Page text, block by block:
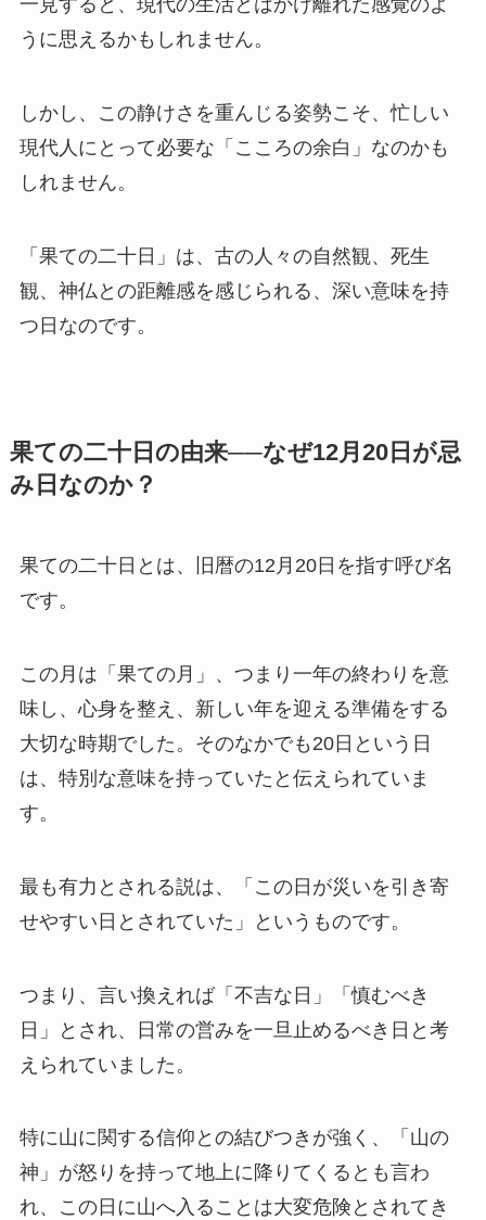
一見すると、現代の生活とはかけ離れた感覚のよ
うに思えるかもしれません。
しかし、この静けさを重んじる姿勢こそ、忙しい
現代人にとって必要な「こころの余白」なのかも
しれません。
「果ての二十日」は、古の人々の自然観、死生
観、神仏との距離感を感じられる、深い意味を持
つ日なのです。
果ての二十日の由来──なぜ12月20日が忌
み日なのか？
果ての二十日とは、旧暦の12月20日を指す呼び名
です。
この月は「果ての月」、つまり一年の終わりを意
味し、心身を整え、新しい年を迎える準備をする
大切な時期でした。そのなかでも20日という日
は、特別な意味を持っていたと伝えられていま
す。
最も有力とされる説は、「この日が災いを引き寄
せやすい日とされていた」というものです。
つまり、言い換えれば「不吉な日」「慎むべき
日」とされ、日常の営みを一旦止めるべき日と考
えられていました。
特に山に関する信仰との結びつきが強く、「山の
神」が怒りを持って地上に降りてくるとも言わ
れ、この日に山へ入ることは大変危険とされてき